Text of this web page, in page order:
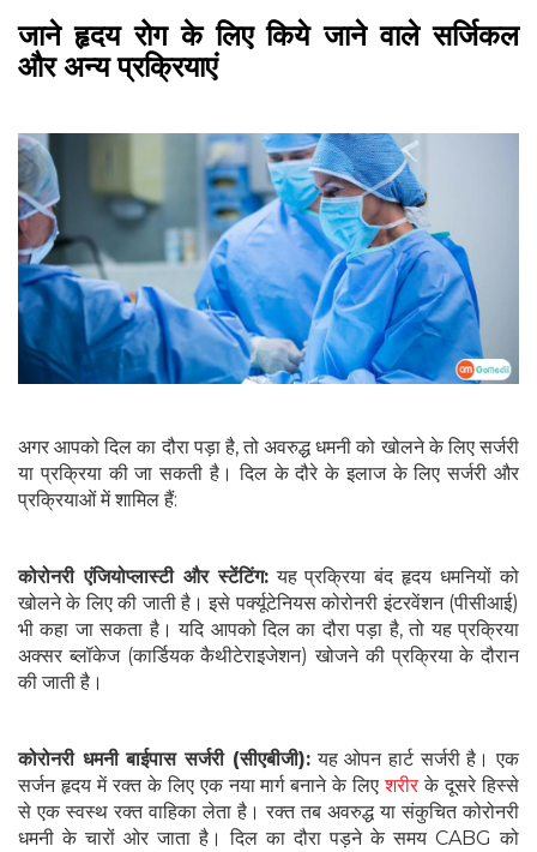
जाने हृदय रोग के लिए किये जाने वाले सर्जिकल
और अन्य प्रक्रियाएं
अगर आपको दिल का दौरा पड़ा है, तो अवरुद्ध धमनी को खोलने के लिए सर्जरी
या प्रक्रिया की जा सकती है। दिल के दौरे के इलाज के लिए सर्जरी और
प्रक्रियाओं में शामिल हैं:
कोरोनरी एंजियोप्लास्टी और स्टेंटिंग:यह प्रक्रिया बंद हृदय धमनियों को
खोलने के लिए की जाती है। इसे पर्क्यूटेनियस कोरोनरी इंटरवेंशन (पीसीआई)
भी कहा जा सकता है। यदि आपको दिल का दौरा पड़ा है, तो यह प्रक्रिया
अक्सर ब्लॉकेज (कार्डियक कैथीटेराइजेशन) खोजने की प्रक्रिया के दौरान
की जाती है।
कोरोनरी धमनी बाईपास सर्जरी (सीएबीजी):यह ओपन हार्ट सर्जरी है। एक
सर्जन हृदय में रक्त के लिए एक नया मार्ग बनाने के लिएशरीरके दूसरे हिस्से
से एक स्वस्थ रक्त वाहिका लेता है। रक्त तब अवरुद्ध या संकुचित कोरोनरी
धमनी के चारों ओर जाता है। दिल का दौरा पड़ने के समय CABG को